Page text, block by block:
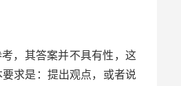
，其答案并不具有性，这
求是：提出观点，或者说